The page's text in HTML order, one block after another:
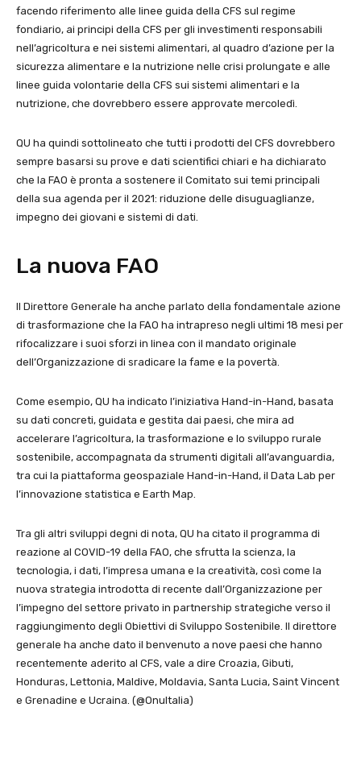
facendo riferimento alle linee guida della CFS sul regime
fondiario, ai principi della CFS per gli investimenti responsabili
nell’agricoltura e nei sistemi alimentari, al quadro d’azione per la
sicurezza alimentare e la nutrizione nelle crisi prolungate e alle
linee guida volontarie della CFS sui sistemi alimentari e la
nutrizione, che dovrebbero essere approvate mercoledì.
QU ha quindi sottolineato che tutti i prodotti del CFS dovrebbero
sempre basarsi su prove e dati scientifici chiari e ha dichiarato
che la FAO è pronta a sostenere il Comitato sui temi principali
della sua agenda per il 2021: riduzione delle disuguaglianze,
impegno dei giovani e sistemi di dati.
La nuova FAO
Il Direttore Generale ha anche parlato della fondamentale azione
di trasformazione che la FAO ha intrapreso negli ultimi 18 mesi per
rifocalizzare i suoi sforzi in linea con il mandato originale
dell’Organizzazione di sradicare la fame e la povertà.
Come esempio, QU ha indicato l’iniziativa Hand-in-Hand, basata
su dati concreti, guidata e gestita dai paesi, che mira ad
accelerare l’agricoltura, la trasformazione e lo sviluppo rurale
sostenibile, accompagnata da strumenti digitali all’avanguardia,
tra cui la piattaforma geospaziale Hand-in-Hand, il Data Lab per
l’innovazione statistica e Earth Map.
Tra gli altri sviluppi degni di nota, QU ha citato il programma di
reazione al COVID-19 della FAO, che sfrutta la scienza, la
tecnologia, i dati, l’impresa umana e la creatività, così come la
nuova strategia introdotta di recente dall’Organizzazione per
l’impegno del settore privato in partnership strategiche verso il
raggiungimento degli Obiettivi di Sviluppo Sostenibile. Il direttore
generale ha anche dato il benvenuto a nove paesi che hanno
recentemente aderito al CFS, vale a dire Croazia, Gibuti,
Honduras, Lettonia, Maldive, Moldavia, Santa Lucia, Saint Vincent
e Grenadine e Ucraina. (@OnuItalia)